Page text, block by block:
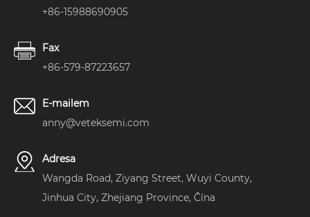
+86-15988690905
Fax
+86-579-87223657
E-mailem
anny@veteksemi.com
Adresa
Wangda Road, Ziyang Street, Wuyi County,
Jinhua City, Zhejiang Province, Čína